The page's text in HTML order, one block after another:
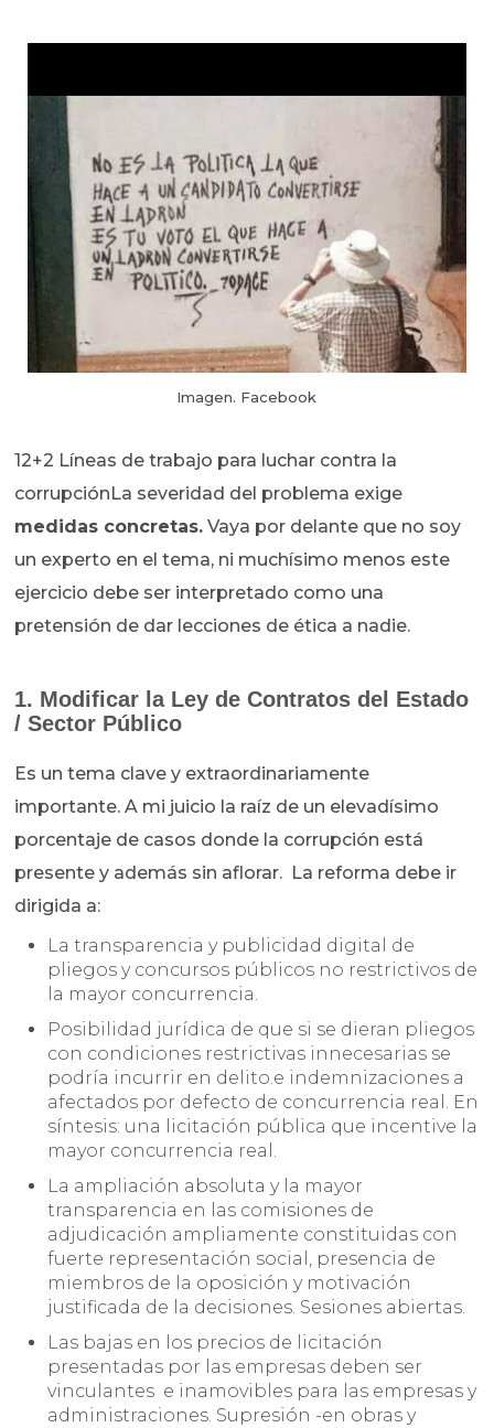
Imagen. Facebook
12+2 Líneas de trabajo para luchar contra la
corrupciónLa severidad del problema exige
medidas concretas. Vaya por delante que no soy
un experto en el tema, ni muchísimo menos este
ejercicio debe ser interpretado como una
pretensión de dar lecciones de ética a nadie.
1. Modificar la Ley de Contratos del Estado
/ Sector Público
Es un tema clave y extraordinariamente
importante. A mi juicio la raíz de un elevadísimo
porcentaje de casos donde la corrupción está
presente y además sin aflorar. La reforma debe ir
dirigida a:
La transparencia y publicidad digital de
pliegos y concursos públicos no restrictivos de
la mayor concurrencia.
Posibilidad jurídica de que si se dieran pliegos
con condiciones restrictivas innecesarias se
podría incurrir en delito.e indemnizaciones a
afectados por defecto de concurrencia real. En
síntesis: una licitación pública que incentive la
mayor concurrencia real.
La ampliación absoluta y la mayor
transparencia en las comisiones de
adjudicación ampliamente constituidas con
fuerte representación social, presencia de
miembros de la oposición y motivación
justificada de la decisiones. Sesiones abiertas.
Las bajas en los precios de licitación
presentadas por las empresas deben ser
vinculantes e inamovibles para las empresas y
administraciones. Supresión -en obras y